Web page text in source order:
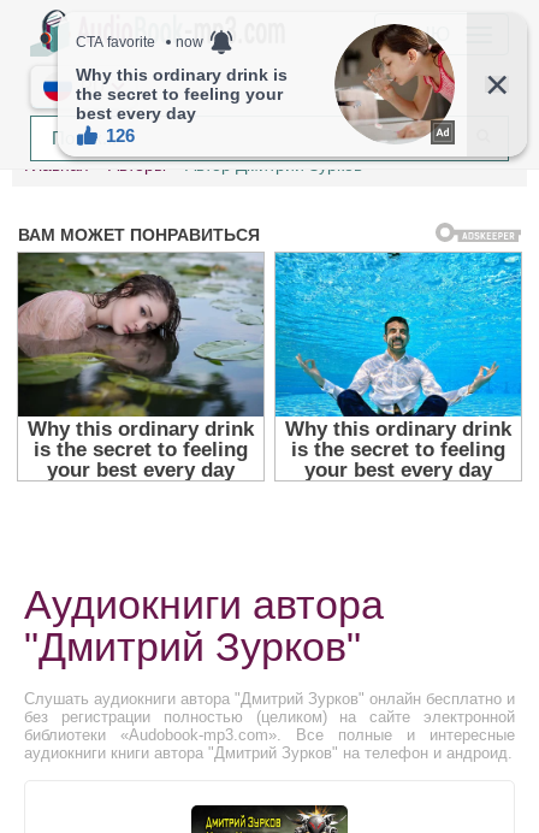
МЕНЮ
RU
Главная Авторы Автор Дмитрий Зурков
Аудиокниги автора
"Дмитрий Зурков"
Слушать аудиокниги автора "Дмитрий Зурков" онлайн бесплатно и
без регистрации полностью (целиком) на сайте электронной
библиотеки «Audobook-mp3.com». Все полные и интересные
аудиокниги книги автора "Дмитрий Зурков" на телефон и андроид.